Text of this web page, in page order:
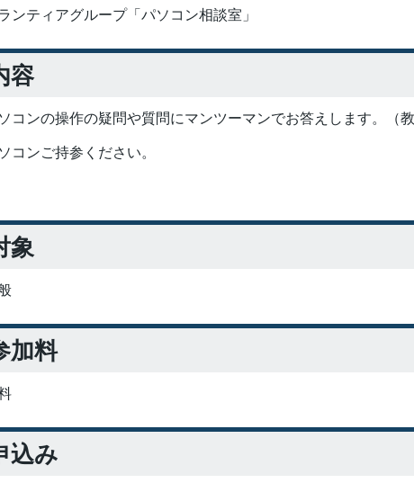
ンティアグループ「パソコン相談室」
容
コンの操作の疑問や質問にマンツーマンでお答えします。（
コンご持参ください。
象
加料
込み